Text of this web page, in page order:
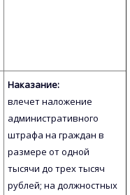
Наказание:
влечет наложение
административного
штрафа на граждан в
размере от одной
тысячи до трех тысяч
рублей; на должностных